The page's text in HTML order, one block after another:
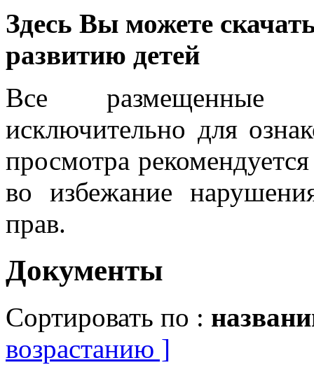
Здесь Вы можете
развитию детей
Все размещенные
исключительно для
просмотра
во избежание
прав.
Документы
Сортировать по :
возрастанию ]